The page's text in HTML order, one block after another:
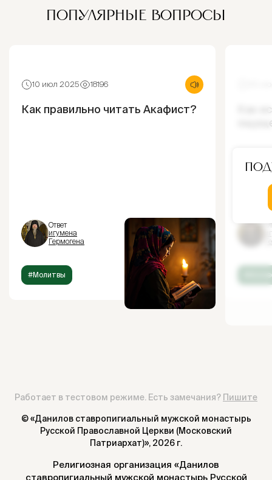
ПОПУЛЯРНЫЕ ВОПРОСЫ
10 июл 2025 18196
Как правильно читать Акафист?
Ответ
игумена
Гермогена
#Молитвы
Как
Работает в тестовом режиме. Есть замечания? Пишите
© «Данилов ставропигиальный мужской монастырь
Русской Православной Церкви (Московский
Патриархат)», 2026 г.
Религиозная организация «Данилов
ставропигиальный мужской монастырь Русской